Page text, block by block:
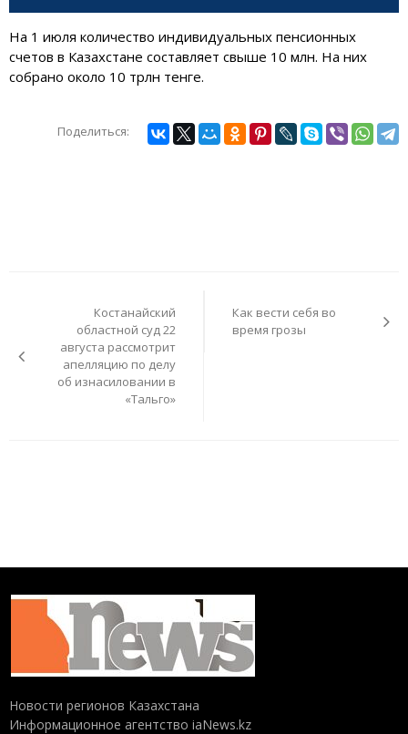
На 1 июля количество индивидуальных пенсионных
счетов в Казахстане составляет свыше 10 млн. На них
собрано около 10 трлн тенге.
Поделиться:
Костанайский
областной суд 22
августа рассмотрит
апелляцию по делу
об изнасиловании в
«Тальго»
Как вести себя во
время грозы
Новости регионов Казахстана
Информационное агентство iaNews.kz